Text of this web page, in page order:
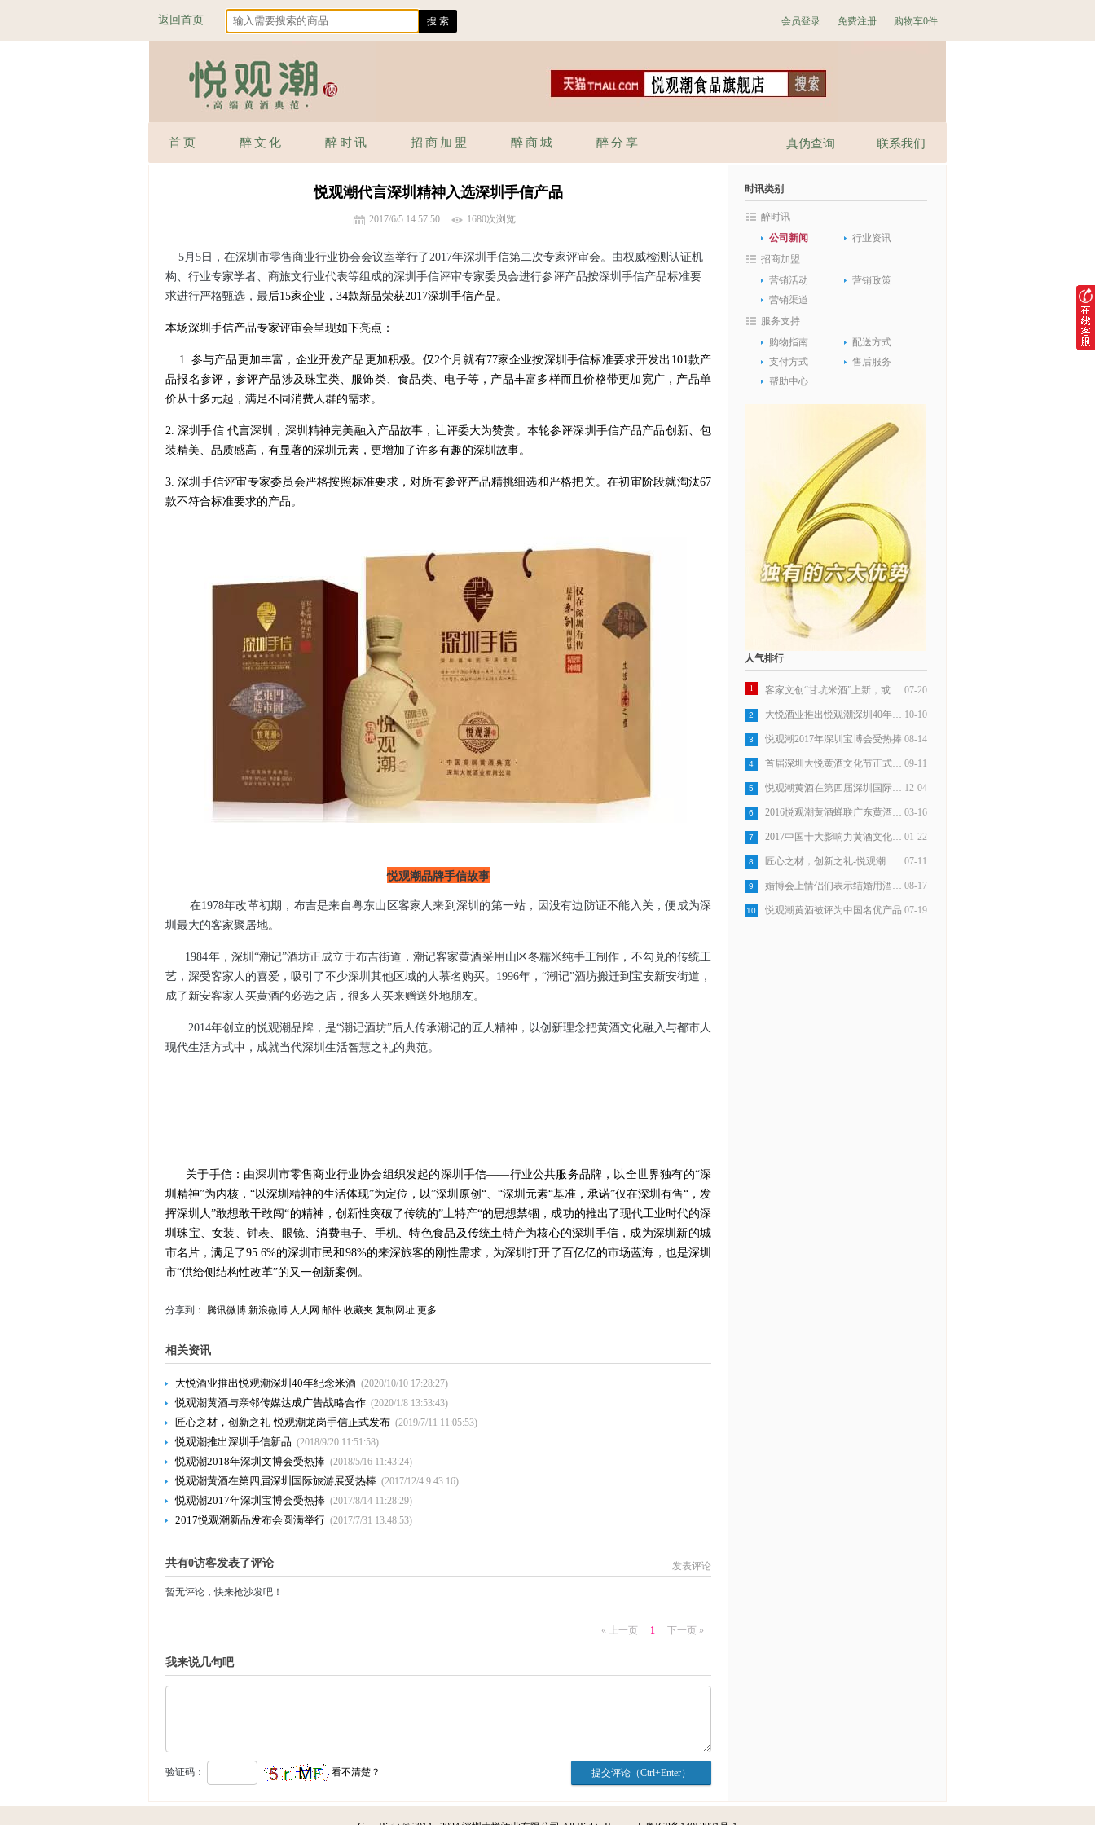
返回首页 购物车0件
免费注册
会员登录
首页 醉文化 醉时讯 招商加盟 醉商城 醉分享 联系我们
真伪查询
悦观潮代言深圳精神入选深圳手信产品
2017/6/5 14:57:50 1680次浏览
5月5日，在深圳市零售商业行业协会会议室举行了2017年深圳手信第二次专家评审会。由权威检测认证机
构、行业专家学者、商旅文行业代表等组成的深圳手信评审专家委员会进行参评产品按深圳手信产品标准要
求进行严格甄选，最后15家企业，34款新品荣获2017深圳手信产品。
本场深圳手信产品专家评审会呈现如下亮点：
1. 参与产品更加丰富，企业开发产品更加积极。仅2个月就有77家企业按深圳手信标准要求开发出 101款产
品报名参评，参评产品涉及珠宝类、服饰类、食品类、电子等，产品丰富多样而且价格带更加宽广，产品单
价从十多元起， 满足不同消费人群的需求。
2.深圳手信 代言深圳，深圳精神完美融入产品故事 ，让评委大为赞赏。本轮参评深圳手信产品产品创新、包
装精美、品质感高，有显著的深圳元素，更增加了许多有趣的深圳故事。
3. 深圳手信评审专家委员会严格按照标准要求，对所有参评产品精挑细选和严格把关。在初审阶段就淘汰67
款不符合标准要求的产品。
悦观潮品牌手信故事
在1978年改革初期，布吉是来自粤东山区客家人来到深圳的第一站，因没有边防证不能入关，便成为深
圳最大的客家聚居地。
1984年，深圳“潮记”酒坊正成立于布吉街道，潮记客家黄酒采用山区冬糯米纯手工制作，不勾兑的传统工
艺，深受客家人的喜爱，吸引了不少深圳其他区域的人慕名购买。1996年，“潮记”酒坊搬迁到宝安新安街道，
成了新安客家人买黄酒的必选之店，很多人买来赠送外地朋友。
2014年创立的悦观潮品牌，是“潮记酒坊”后人传承潮记的匠人精神，以创新理念把黄酒文化融入与都市人
现代生活方式中，成就当代深圳生活智慧之礼的典范。
关于手信： 由深圳市零售商业行业协会组织发起的深圳手信——行业公共服务品牌 ，以全世界独有的“深
圳精神”为内核， “以深圳精神的生活体现”为定位，以”深圳原创“、“深圳元素“基准，承诺”仅在深圳有售“ ，发
挥深圳人”敢想敢干敢闯“的精神，创新性突破了传统的”土特产“的思想禁锢，成功的推出了现代工业时代的深
圳珠宝、女装、钟表、眼镜、消费电子、手机、特色食品及传统土特产为核心的深圳手信，成为深圳新的城
市名片，满足了95.6%的深圳市民和 98%的来深旅客的刚性需求，为深圳打开了百亿亿的市场蓝海，也是深圳
市“供给侧结构性改革”的又一创新案例。
分享到： 腾讯微博 新浪微博 人人网 邮件 收藏夹 复制网址 更多
相关资讯
大悦酒业推出悦观潮深圳40年纪念米酒 (2020/10/10 17:28:27)
悦观潮黄酒与亲邻传媒达成广告战略合作 (2020/1/8 13:53:43)
匠心之材，创新之礼-悦观潮龙岗手信正式发布 (2019/7/11 11:05:53)
悦观潮推出深圳手信新品 (2018/9/20 11:51:58)
悦观潮2018年深圳文博会受热捧 (2018/5/16 11:43:24)
悦观潮黄酒在第四届深圳国际旅游展受热棒 (2017/12/4 9:43:16)
悦观潮2017年深圳宝博会受热捧 (2017/8/14 11:28:29)
2017悦观潮新品发布会圆满举行 (2017/7/31 13:48:53)
发表评论
共有0访客发表了评论
暂无评论，快来抢沙发吧！
« 上一页 1 下一页 »
我来说几句吧
验证码： 看不清楚？
时讯类别
醉时讯
公司新闻
行业资讯
招商加盟
营销活动
营销政策
营销渠道
服务支持
购物指南
配送方式
支付方式
售后服务
帮助中心
人气排行
07-20
1 客家文创“甘坑米酒”上新，或成行业标杆
10-10
2 大悦酒业推出悦观潮深圳40年纪念米酒
08-14
3 悦观潮2017年深圳宝博会受热捧
09-11
4 首届深圳大悦黄酒文化节正式开始
12-04
5 悦观潮黄酒在第四届深圳国际旅游展受热棒
03-16
6 2016悦观潮黄酒蝉联广东黄酒销量第一
01-22
7 2017中国十大影响力黄酒文化品牌
07-11
8 匠心之材，创新之礼-悦观潮龙岗手信正式发布
08-17
9 婚博会上情侣们表示结婚用酒选悦观潮
07-19
10 悦观潮黄酒被评为中国名优产品